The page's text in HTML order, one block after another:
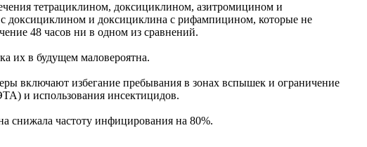
тетрациклином, доксициклином, азитромицином и
доксициклином и доксициклина с рифампицином, которые не
48 часов ни в одном из сравнений.
их в будущем маловероятна.
включают избегание пребывания в зонах вспышек и ограничение
и использования инсектицидов.
снижала частоту инфицирования на 80%.